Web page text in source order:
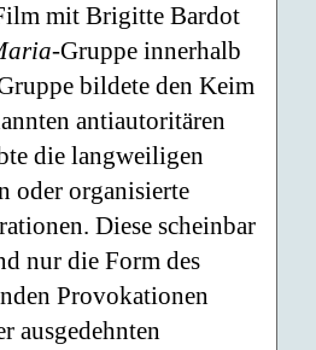
mit Brigitte Bardot
Gruppe innerhalb
bildete den Keim
antiautoritären
die langweiligen
oder organisierte
Diese scheinbar
nur die Form des
Provokationen
ausgedehnten